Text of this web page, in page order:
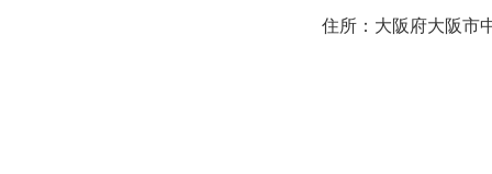
住所：大阪府大阪市